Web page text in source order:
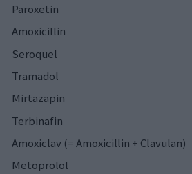
Paroxetin
Amoxicillin
Seroquel
Tramadol
Mirtazapin
Terbinafin
Amoxiclav (= Amoxicillin + Clavulan)
Metoprolol